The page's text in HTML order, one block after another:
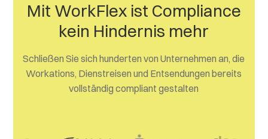
Mit WorkFlex ist Compliance
kein Hindernis mehr
Schließen Sie sich hunderten von Unternehmen an, die
Workations, Dienstreisen und Entsendungen bereits
vollständig compliant gestalten